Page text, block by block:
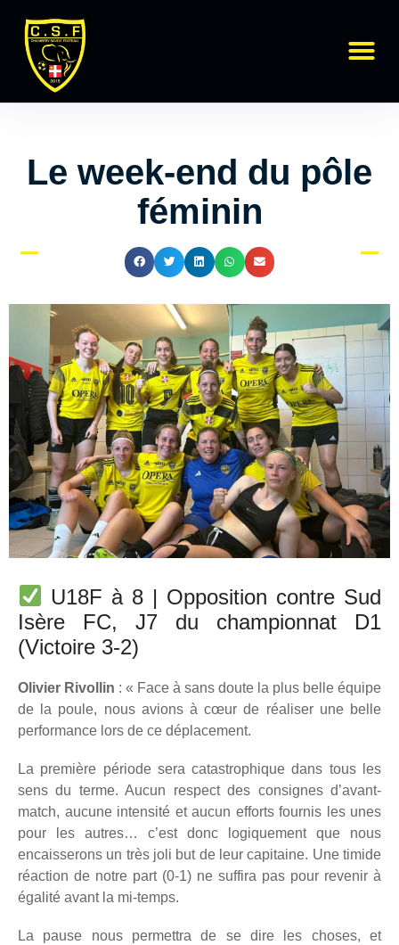
Le week-end du pôle
féminin
U18F à 8 | Opposition contre Sud
Isère FC, J7 du championnat D1
(Victoire 3-2)
Olivier Rivollin : « Face à sans doute la plus belle équipe
de la poule, nous avions à cœur de réaliser une belle
performance lors de ce déplacement.
La première période sera catastrophique dans tous les
sens du terme. Aucun respect des consignes d’avant-
match, aucune intensité et aucun efforts fournis les unes
pour les autres… c’est donc logiquement que nous
encaisserons un très joli but de leur capitaine. Une timide
réaction de notre part (0-1) ne suffira pas pour revenir à
égalité avant la mi-temps.
La pause nous permettra de se dire les choses, et